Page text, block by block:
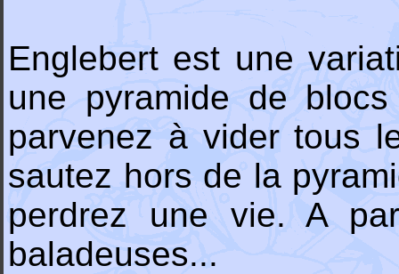
Englebert est une
une pyramide de
parvenez à vider tous
sautez hors de la
perdrez une vie. A
baladeuses...